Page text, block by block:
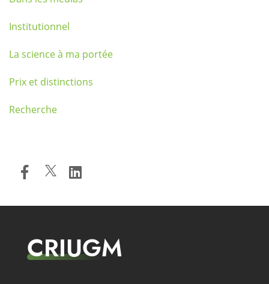
Institutionnel
La science à ma portée
Prix et distinctions
Recherche
CRIUGM